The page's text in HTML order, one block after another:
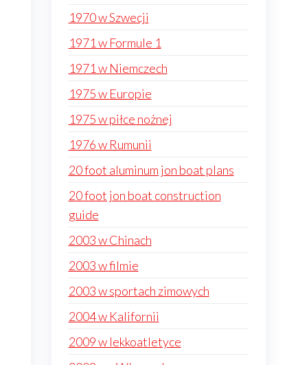
1970 w Szwecji
1971 w Formule 1
1971 w Niemczech
1975 w Europie
1975 w piłce nożnej
1976 w Rumunii
20 foot aluminum jon boat plans
20 foot jon boat construction
guide
2003 w Chinach
2003 w filmie
2003 w sportach zimowych
2004 w Kalifornii
2009 w lekkoatletyce